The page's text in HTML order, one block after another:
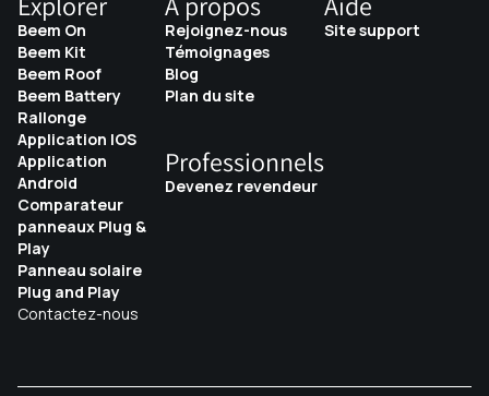
Beem On
Beem Kit
Beem Roof
Beem Battery
Rallonge
Application IOS
Application
Android
Comparateur
panneaux Plug &
Play
Panneau solaire
Plug and Play
Rejoignez-nous
Témoignages
Blog
Plan du site
Professionnels
Devenez revendeur
Site support
Contactez-nous